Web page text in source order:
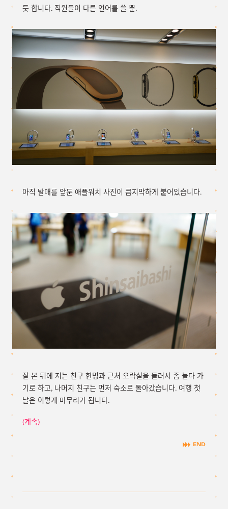
듯 합니다. 직원들이 다른 언어를 쓸 뿐.
아직 발매를 앞둔 애플워치 사진이 큼지막하게 붙어있습니다.
잘 본 뒤에 저는 친구 한명과 근처 오락실을 들러서 좀 놀다 가
기로 하고, 나머지 친구는 먼저 숙소로 돌아갔습니다. 여행 첫
날은 이렇게 마무리가 됩니다.
(계속)